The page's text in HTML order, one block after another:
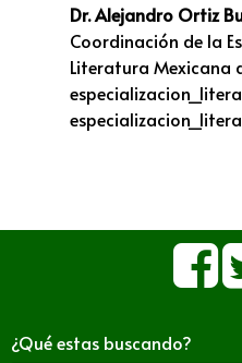
Dr. Alejandro Ortiz
Coordinación de la
Literatura Mexicana
¿Qué estas buscando?